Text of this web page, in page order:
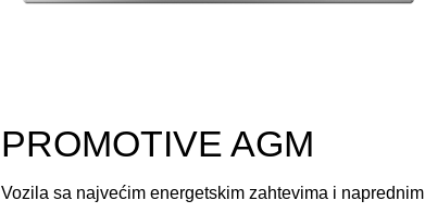
PROMOTIVE AGM
Vozila sa najvećim energetskim zahtevima i naprednim